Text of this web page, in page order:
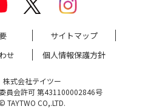
サイトマップ
せ
個人情報保護方針
株式会社テイツー
員会許可 第431100002846号
© TAYTWO CO,.LTD.